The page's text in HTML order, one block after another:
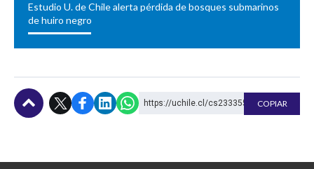
Estudio U. de Chile alerta pérdida de bosques submarinos
de huiro negro
https://uchile.cl/cs233355 COPIAR